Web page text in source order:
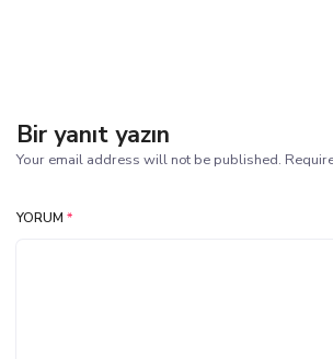
Bir yanıt yazın
Your email address will not be published.
YORUM *